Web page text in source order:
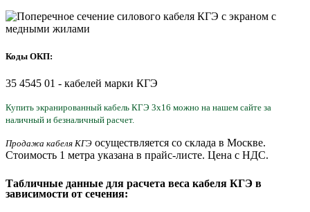
Коды ОКП:
35 4545 01 - кабелей марки КГЭ
Купить экранированный кабель КГЭ 3х16 можно на нашем сайте за
наличный и безналичный расчет.
Продажа кабеля КГЭ осуществляется со склада в Москве.
Стоимость 1 метра указана в прайс-листе. Цена с НДС.
Табличные данные для расчета веса кабеля КГЭ в
зависимости от сечения: